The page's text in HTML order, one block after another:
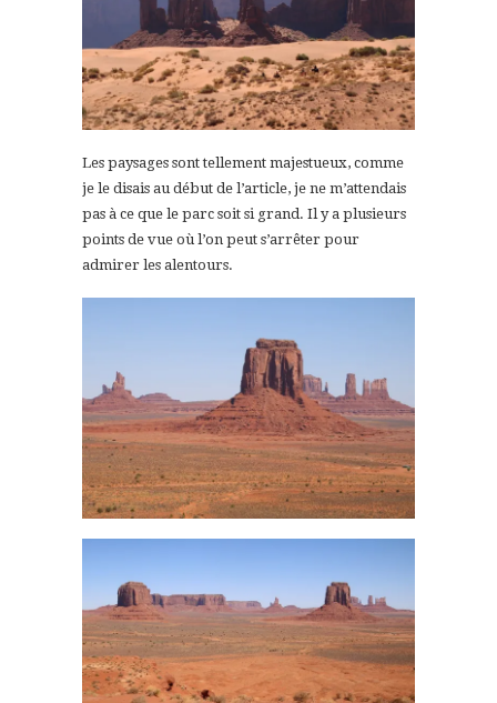
Les paysages sont tellement majestueux, comme
je le disais au début de l’article, je ne m’attendais
pas à ce que le parc soit si grand. Il y a plusieurs
points de vue où l’on peut s’arrêter pour
admirer les alentours.